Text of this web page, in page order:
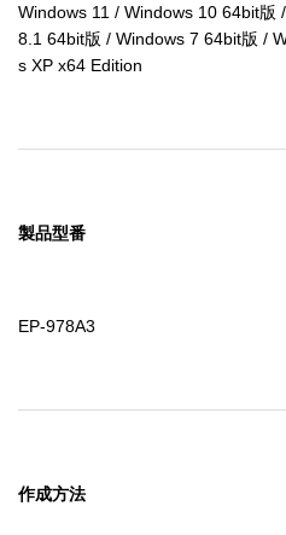
Windows 11 / Windows 10 64bit版
8.1 64bit版 / Windows 7 64bit版 /
s XP x64 Edition
製品型番
EP-978A3
作成方法